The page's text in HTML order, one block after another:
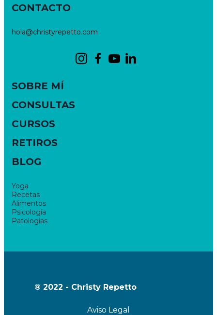
CONTACTO
hola@christyrepetto.com
SOBRE MÍ
CONSULTAS
CURSOS
RETIROS
BLOG
Yoga
Recetas
Alimentos
Psicología
Patologías
® 2022 - Christy Repetto
Aviso Legal